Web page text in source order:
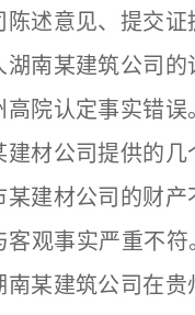
述意见、提交证
南某建筑公司的
高院认定事实错误
建材公司提供的几
某建材公司的财产
客观事实严重不
南某建筑公司在贵